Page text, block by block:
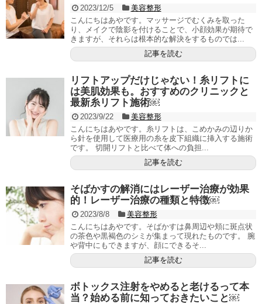
2023/12/5
美容整形
こんにちはあやです。マッサージでむくみを取った
り、メイクで陰影を付けることで、小顔効果が期待で
きますが、それらは根本的な解決をするものでは...
記事を読む
リフトアップだけじゃない！糸リフトに
は美肌効果も。おすすめのクリニックと
最新糸リフト施術￼
2023/9/22
美容整形
こんにちはあやです。糸リフトは、こめかみの辺りか
ら針を使用して医療用の糸を皮下組織に挿入する施術
です。 切開リフトと比べて体への負担...
記事を読む
そばかすの解消にはレーザー治療が効果
的！レーザー治療の種類と特徴￼
2023/8/8
美容整形
こんにちはあやです。そばかすは鼻周辺や頬に斑点状
の茶色や黒褐色のシミが集まって現れたものです。 腕
や背中にもできますが、顔にできるそ...
記事を読む
ボトックス注射をやめると老けるって本
当？始める前に知っておきたいこと￼